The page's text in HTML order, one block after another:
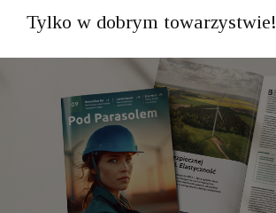
Tylko w dobrym towarzystwie!